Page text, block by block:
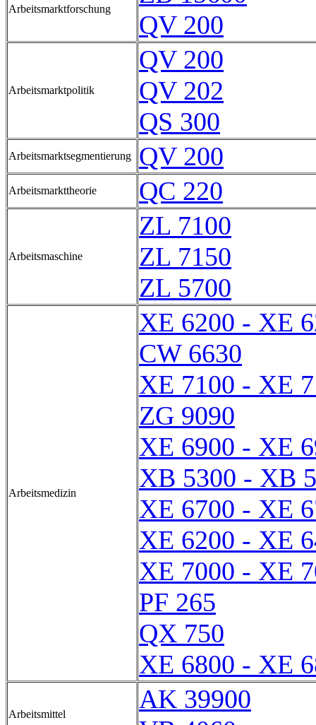
Arbeitsmarktforschung
QV 200
Arbeitsmarktpolitik
QV 200
QV 202
QS 300
Arbeitsmarktsegmentierung QV 200
Arbeitsmarkttheorie QC 220
Arbeitsmaschine
ZL 7100
ZL 7150
ZL 5700
Arbeitsmedizin
XE 6200 - XE
CW 6630
XE 7100 - XE
ZG 9090
XE 6900 - XE
XB 5300 - XB
XE 6700 - XE
XE 6200 - XE
XE 7000 - XE
PF 265
QX 750
XE 6800 - XE
Arbeitsmittel
AK 39900